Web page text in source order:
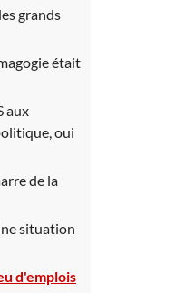
grands
était
aux
oui
de la
situation
d'emplois